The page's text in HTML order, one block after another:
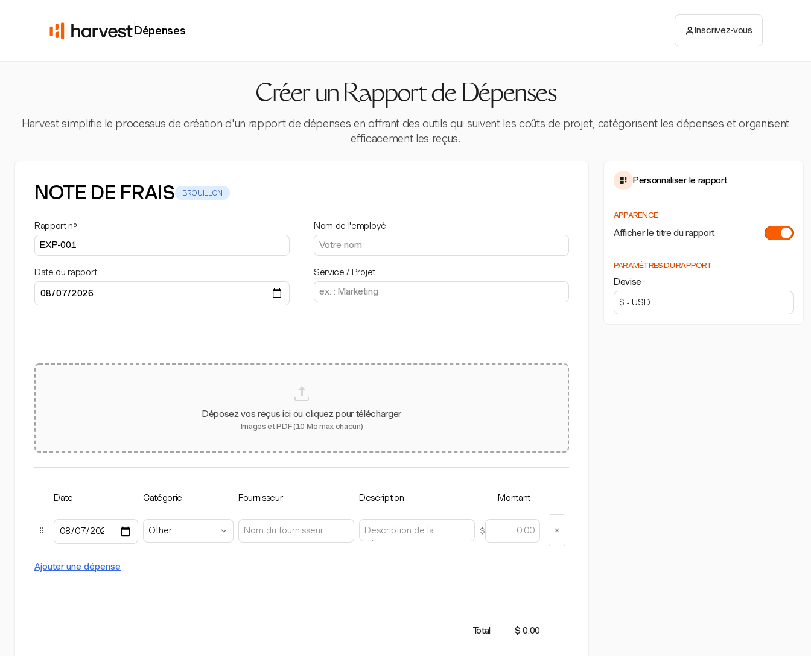
Dépenses Inscrivez-vous
Créer un Rapport de Dépenses
Harvest simplifie le processus de création d'un rapport de dépenses en offrant des outils qui suivent les coûts de projet, catégorisent les dépenses et organisent
efficacement les reçus.
NOTE DE FRAIS BROUILLON
Rapport nº
Date du rapport
Nom de l'employé
Service / Projet
Déposez vos reçus ici ou cliquez pour télécharger
Images et PDF (10 Mo max chacun)
Date Catégorie Fournisseur Description Montant
Other $
Ajouter une dépense
Total $ 0.00
Personnaliser le rapport
APPARENCE
Afficher le titre du rapport
PARAMÈTRES DU RAPPORT
Devise